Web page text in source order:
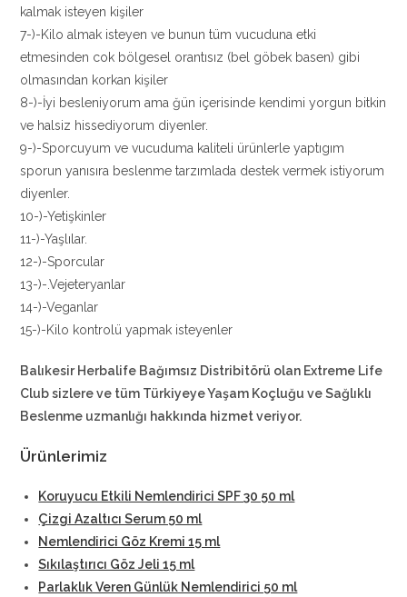
kalmak isteyen kişiler
7-)-Kilo almak isteyen ve bunun tüm vucuduna etki
etmesinden cok bölgesel orantısız (bel göbek basen) gibi
olmasından korkan kişiler
8-)-İyi besleniyorum ama ğün içerisinde kendimi yorgun bitkin
ve halsiz hissediyorum diyenler.
9-)-Sporcuyum ve vucuduma kaliteli ürünlerle yaptıgım
sporun yanısıra beslenme tarzımlada destek vermek istiyorum
diyenler.
10-)-Yetişkinler
11-)-Yaşlılar.
12-)-Sporcular
13-)-.Vejeteryanlar
14-)-Veganlar
15-)-Kilo kontrolü yapmak isteyenler
Balıkesir Herbalife Bağımsız Distribitörü olan Extreme Life
Club sizlere ve tüm Türkiyeye Yaşam Koçluğu ve Sağlıklı
Beslenme uzmanlığı hakkında hizmet veriyor.
Ürünlerimiz
Koruyucu Etkili Nemlendirici SPF 30 50 ml
Çizgi Azaltıcı Serum 50 ml
Nemlendirici Göz Kremi 15 ml
Sıkılaştırıcı Göz Jeli 15 ml
Parlaklık Veren Günlük Nemlendirici 50 ml